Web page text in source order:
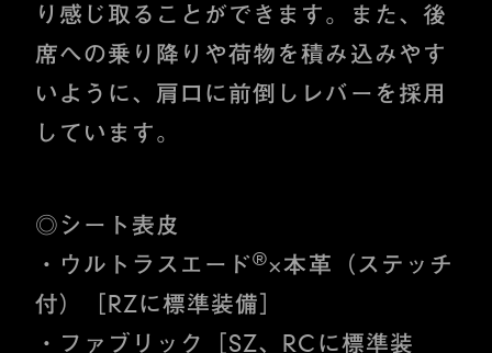
り感じ取ることができます。また、後
席への乗り降りや荷物を積み込みやす
いように、肩口に前倒しレバーを採用
しています。
◎シート表皮
・ウルトラスエード®×本革（ステッチ
付）［RZに標準装備］
・ファブリック［SZ、RCに標準装